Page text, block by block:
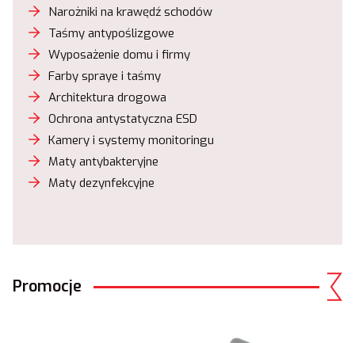
Narożniki na krawędź schodów
Taśmy antypoślizgowe
Wyposażenie domu i firmy
Farby spraye i taśmy
Architektura drogowa
Ochrona antystatyczna ESD
Kamery i systemy monitoringu
Maty antybakteryjne
Maty dezynfekcyjne
Promocje